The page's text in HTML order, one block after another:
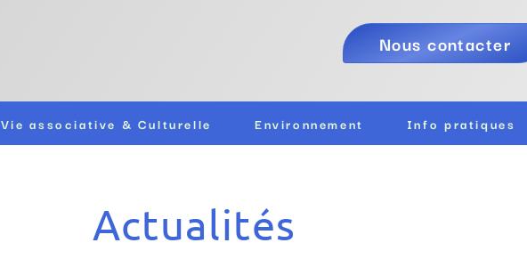
Vie associative & Culturelle Environnement Info pratiques
Nous contacter
Actualités